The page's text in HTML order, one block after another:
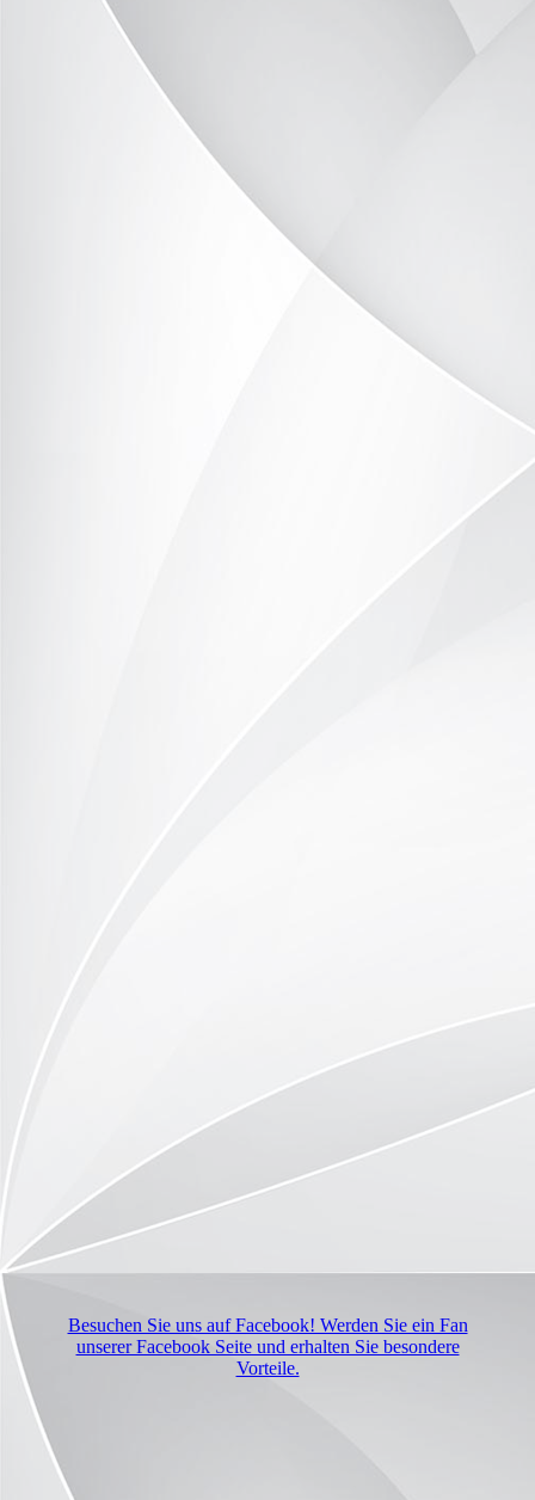
Besuchen Sie uns auf Facebook! Werden Sie ein Fan
unserer Facebook Seite und erhalten Sie besondere
Vorteile.